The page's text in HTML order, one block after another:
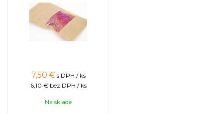
7,50 € s DPH / ks
6,10 € bez DPH / ks
Na sklade